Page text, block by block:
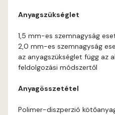
Anyagszükséglet
1,5 mm-es szemnagyság
2,0 mm-es szemnagyság
az anyagszükséglet függ az
feldolgozási módszertől
Anyagösszetétel
Polimer-diszperzió